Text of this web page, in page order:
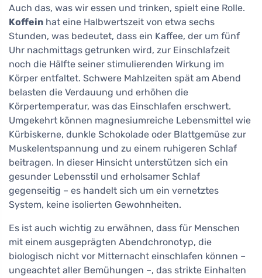
Auch das, was wir essen und trinken, spielt eine Rolle.
Koffein hat eine Halbwertszeit von etwa sechs
Stunden, was bedeutet, dass ein Kaffee, der um fünf
Uhr nachmittags getrunken wird, zur Einschlafzeit
noch die Hälfte seiner stimulierenden Wirkung im
Körper entfaltet. Schwere Mahlzeiten spät am Abend
belasten die Verdauung und erhöhen die
Körpertemperatur, was das Einschlafen erschwert.
Umgekehrt können magnesiumreiche Lebensmittel wie
Kürbiskerne, dunkle Schokolade oder Blattgemüse zur
Muskelentspannung und zu einem ruhigeren Schlaf
beitragen. In dieser Hinsicht unterstützen sich ein
gesunder Lebensstil und erholsamer Schlaf
gegenseitig – es handelt sich um ein vernetztes
System, keine isolierten Gewohnheiten.
Es ist auch wichtig zu erwähnen, dass für Menschen
mit einem ausgeprägten Abendchronotyp, die
biologisch nicht vor Mitternacht einschlafen können –
ungeachtet aller Bemühungen –, das strikte Einhalten